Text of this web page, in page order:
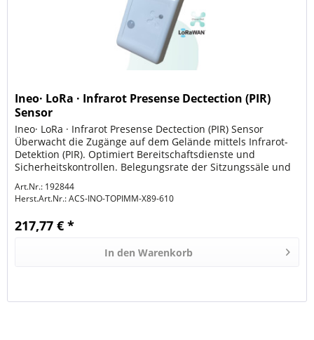
Ineo· LoRa · Infrarot Presense Dectection (PIR)
Sensor
Ineo· LoRa · Infrarot Presense Dectection (PIR) Sensor
Überwacht die Zugänge auf dem Gelände mittels Infrarot-
Detektion (PIR). Optimiert Bereitschaftsdienste und
Sicherheitskontrollen. Belegungsrate der Sitzungssäle und
Art.Nr.: 192844
Herst.Art.Nr.:ACS-INO-TOPIMM-X89-610
217,77 € *
In den Warenkorb